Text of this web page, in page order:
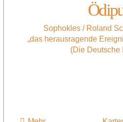
Sophokles / Roland
„das herausragende
(Die Deutsche